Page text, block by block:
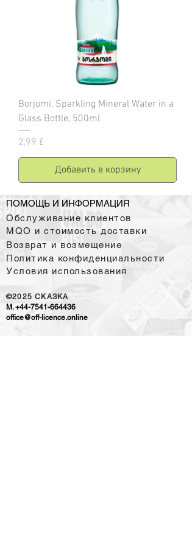
Borjomi, Sparkling Mineral Water in a
Glass Bottle, 500ml
Цена
2,99 £
Добавить в корзину
ПОМОЩЬ И ИНФОРМАЦИЯ
Обслуживание клиентов
MQO и стоимость доставки
Возврат и возмещение
Политика конфиденциальности
Условия использования
©2025CKAЗKA
M.+44-7541-664436
office@off-licence.online